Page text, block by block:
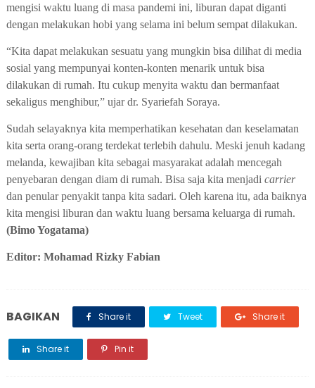
mengisi waktu luang di masa pandemi ini, liburan dapat diganti
dengan melakukan hobi yang selama ini belum sempat dilakukan.
“Kita dapat melakukan sesuatu yang mungkin bisa dilihat di media
sosial yang mempunyai konten-konten menarik untuk bisa
dilakukan di rumah. Itu cukup menyita waktu dan bermanfaat
sekaligus menghibur,” ujar dr. Syariefah Soraya.
Sudah selayaknya kita memperhatikan kesehatan dan keselamatan
kita serta orang-orang terdekat terlebih dahulu. Meski jenuh kadang
melanda, kewajiban kita sebagai masyarakat adalah mencegah
penyebaran dengan diam di rumah. Bisa saja kita menjadi carrier
dan penular penyakit tanpa kita sadari. Oleh karena itu, ada baiknya
kita mengisi liburan dan waktu luang bersama keluarga di rumah.
(Bimo Yogatama)
Editor: Mohamad Rizky Fabian
BAGIKAN Share it Tweet Share it
Share it Pin it